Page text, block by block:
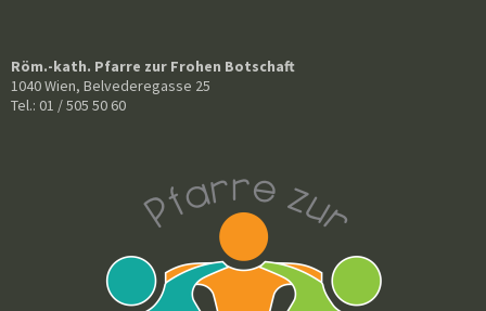
Röm.-kath. Pfarre zur Frohen Botschaft
1040 Wien, Belvederegasse 25
Tel.: 01 / 505 50 60